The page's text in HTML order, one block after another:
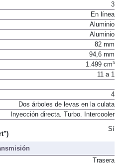
3
En línea
Aluminio
Aluminio
82 mm
94,6 mm
1.499 cm³
11 a 1
4
Dos árboles de levas en la culata
Inyección directa. Turbo. Intercooler
Sí
Trasera